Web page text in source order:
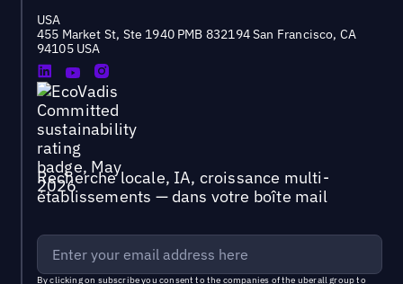
USA
455 Market St, Ste 1940 PMB 832194 San Francisco, CA
94105 USA
Recherche locale, IA, croissance multi-
établissements — dans votre boîte mail
By clicking on subscribe you consent to the companies of the uberall groupto